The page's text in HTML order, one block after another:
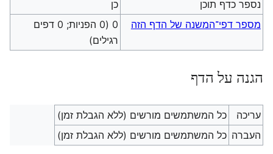
נספר כדף תוכן
כן
מספר דפי־המשנה של הדף הזה
0 (0 הפניות; 0 דפים
רגילים)
הגנה על הדף
עריכה
כל המשתמשים מורשים (ללא הגבלת זמן)
העברה כל המשתמשים מורשים (ללא הגבלת זמן)